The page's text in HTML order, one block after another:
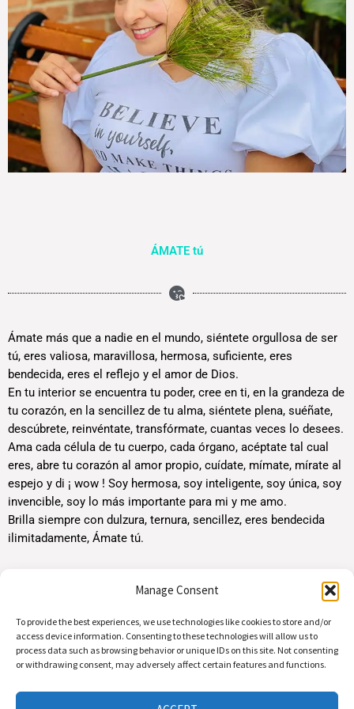
Manage Consent
To provide the best experiences, we use technologies like cookies to store and/or
access device information. Consenting to these technologies will allow us to
process data such as browsing behavior or unique IDs on this site. Not consenting
or withdrawing consent, may adversely affect certain features and functions.
ÁMATE tú
Ámate más que a nadie en el mundo, siéntete orgullosa de ser
tú, eres valiosa, maravillosa, hermosa, suficiente, eres
bendecida, eres el reflejo y el amor de Dios.
En tu interior se encuentra tu poder, cree en ti, en la grandeza de
tu corazón, en la sencillez de tu alma, siéntete plena, suéñate,
descúbrete, reinvéntate, transfórmate, cuantas veces lo desees.
Ama cada célula de tu cuerpo, cada órgano, acéptate tal cual
eres, abre tu corazón al amor propio, cuídate, mímate, mírate al
espejo y di ¡ wow ! Soy hermosa, soy inteligente, soy única, soy
invencible, soy lo más importante para mi y me amo.
Brilla siempre con dulzura, ternura, sencillez, eres bendecida
ilimitadamente, Ámate tú.
MIRA MAS BLOGS
Preguntas | Email: info@alasdeamor.com.co
Copyright © 2026 alasdeamor.com.co